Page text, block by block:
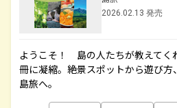
2026.02.13 発売
ようこそ！ 島の人たちが教えてく
冊に凝縮。絶景スポットから遊び方
島旅へ。